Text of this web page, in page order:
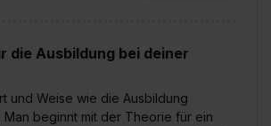
die Ausbildung bei deiner
und Weise wie die Ausbildung
Man beginnt mit der Theorie für ein